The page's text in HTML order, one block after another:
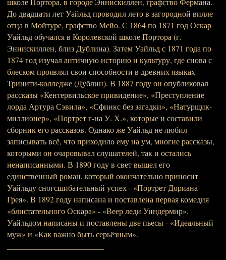
До двадцати лет Уайльд проводил лето в загородной вилле
отца в Мойтуре, графство Мейо. С 1864 по 1871 год Оскар
Уайльд обучался в Королевской школе Портора (г.
Эннискиллен, близ Дублина). Затем Уайльд с 1871 года по
1874 год изучал античную историю и культуру, где снова с
блеском проявлял свои способности в древних языках
Тринити-колледже (Дублин). В 1887 году он опубликовал
рассказы «Кентервильское привидение», «Преступление
лорда Артура Сэвила», «Сфинкс без загадки», «Натурщик-
миллионер», «Портрет г-на У. Х.», которые и составили
сборник его рассказов. Однако же Уайльд не любил
записывать всё, что приходило ему на ум, многие рассказы,
которыми он очаровывал слушателей, так и остались
ненаписанными. В 1890 году в свет вышел его
единственный роман, который окончательно приносит
Уайльду сногсшибательный успех - «Портрет Дориана
Грея». В 1892 году написана и поставлена первая комедия
«блистательного Оскара» - «Веер леди Уиндермир».
Уайльдом написаны и поставлены две пьесы - «Идеальный
муж» и «Как важно быть серьёзным».